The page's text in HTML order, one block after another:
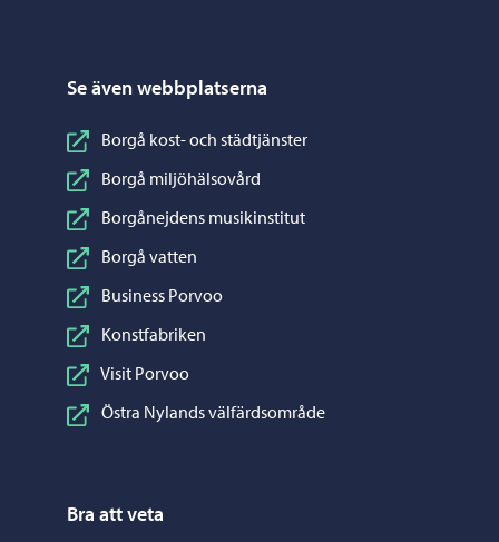
Se även webbplatserna
Borgå kost- och städtjänster
Borgå miljöhälsovård
Borgånejdens musikinstitut
Borgå vatten
Business Porvoo
Konstfabriken
Visit Porvoo
Östra Nylands välfärdsområde
Bra att veta